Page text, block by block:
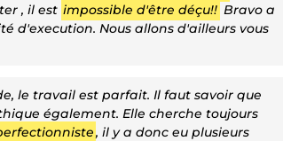
, il est impossible d'être déçu!! Bravo a
d'execution. Nous allons d'ailleurs vous
le travail est parfait. Il faut savoir que
également. Elle cherche toujours
, il y a donc eu plusieurs